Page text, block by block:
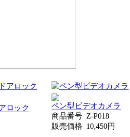
ロック
ペン型ビデオカメラ
商品番号 Z-P018
販売価格 10,450円